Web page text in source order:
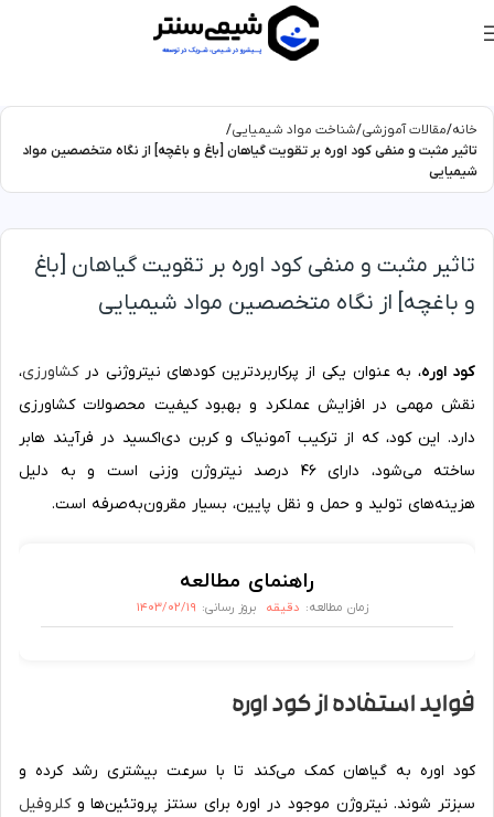
خانه مقالات آموزشی شناخت مواد شیمیایی
تاثیر مثبت و منفی کود اوره بر تقویت گیاهان [باغ و باغچه] از نگاه متخصصین مواد
شیمیایی
تاثیر مثبت و منفی کود اوره بر تقویت گیاهان [باغ
و باغچه] از نگاه متخصصین مواد شیمیایی
کود اوره، به عنوان یکی از پرکاربردترین کودهای نیتروژنی درکشاورزی،
نقش مهمی در افزایش عملکرد و بهبود کیفیت محصولات کشاورزی
دارد. این کود، که از ترکیب آمونیاک و کربن دی‌اکسید در فرآیند هابر
ساخته می‌شود، دارای 46 درصد نیتروژن وزنی است و به دلیل
هزینه‌های تولید و حمل و نقل پایین، بسیار مقرون‌به‌صرفه است.
راهنمای مطالعه
زمان مطالعه: دقیقه بروز رسانی: ۱۴۰۳/۰۲/۱۹
فواید استفاده از کود اوره
کود اوره به گیاهان کمک می‌کند تا با سرعت بیشتری رشد کرده و
سبزتر شوند. نیتروژن موجود در اوره برای سنتز پروتئین‌ها وکلروفیل